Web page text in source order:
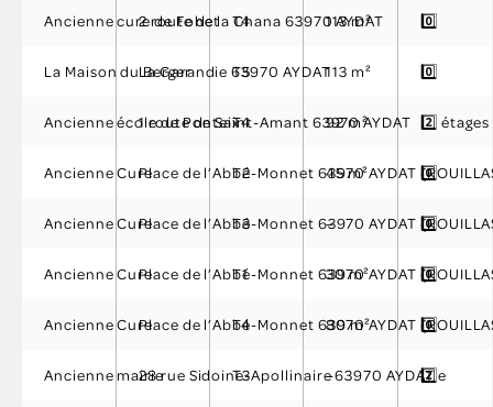
Ancienne cure de Fohet2 route de la Chana 63970 AYDAT
T4 113 m² 0️⃣
La Maison du BergerLa Garandie 63970 AYDAT
T5 113 m² 0️⃣
Ancienne école de Ponteix
1 route de Saint-Amant 63970 AYDAT
T4 92 m² 2️⃣ étages
Ancienne CurePlace de l’Abbé-Monnet 63970 AYDAT
T2 45 m² 0️⃣
Ancienne CurePlace de l’Abbé-Monnet 63970 AYDAT
T3 – 0️⃣
Ancienne CurePlace de l’Abbé-Monnet 63970 AYDAT
T1 30 m² 0️⃣
Ancienne CurePlace de l’Abbé-Monnet 63970 AYDAT
T4 80 m² 0️⃣
Ancienne mairie28 rue Sidoine-Apollinaire 63970 AYDAT
T3 – 2️⃣e